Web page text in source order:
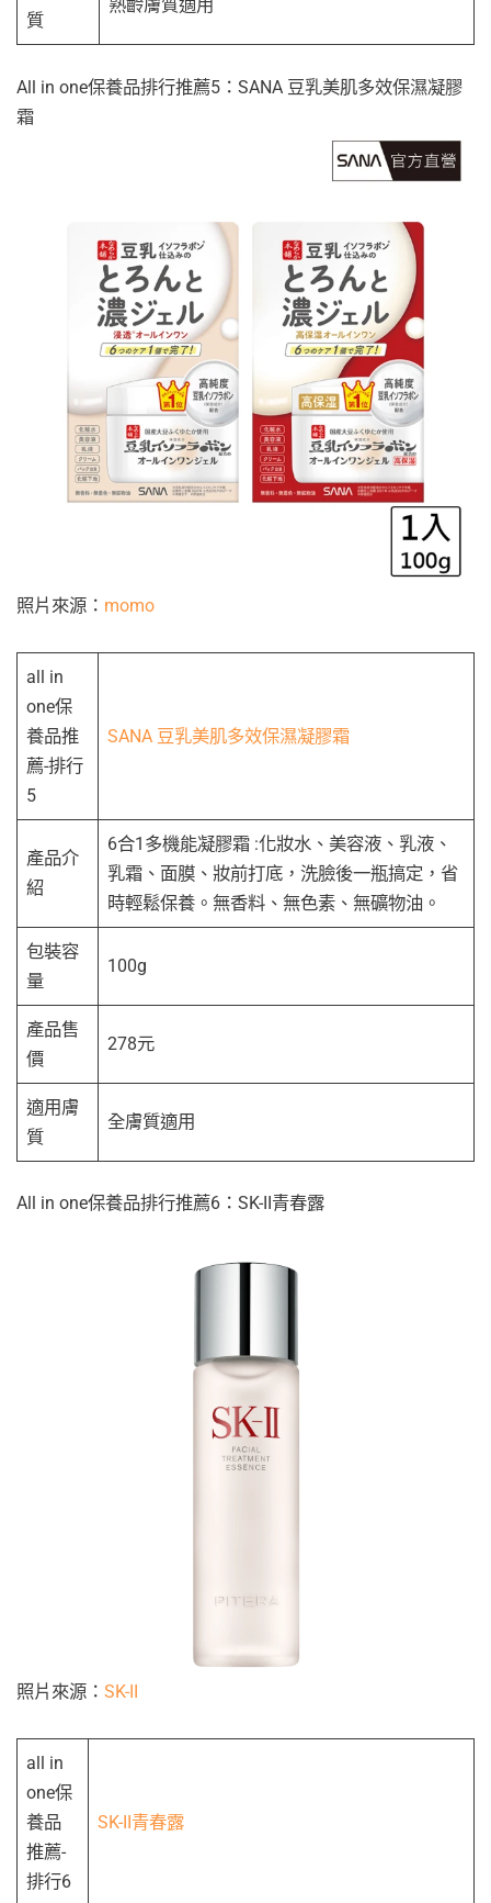
質
熟齡膚質適用
All in one保養品排行推薦5：SANA 豆乳美肌多效保濕凝膠
霜
照片來源： momo
all in
one保
養品推
薦-排行
5
SANA 豆乳美肌多效保濕凝膠霜
產品介
紹
6合1多機能凝膠霜 :化妝水、美容液、乳液、
乳霜、面膜、妝前打底，洗臉後一瓶搞定，省
時輕鬆保養。無香料、無色素、無礦物油。
包裝容
量
100g
產品售
價
278元
適用膚
質
全膚質適用
All in one保養品排行推薦6：SK-II青春露
照片來源： SK-II
all in
one保
養品
推薦-
排行6
SK-II青春露